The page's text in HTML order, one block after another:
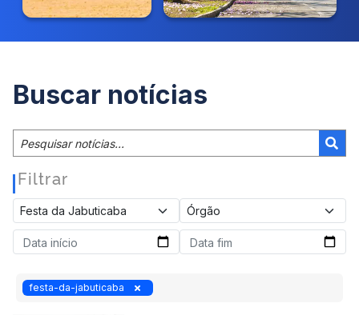
Buscar notícias
Filtrar
festa-da-jabuticaba